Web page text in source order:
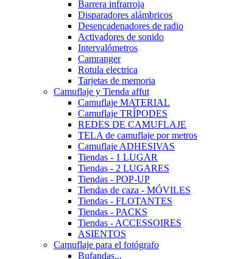
Barrera infrarroja
Disparadores alámbricos
Desencadenadores de radio
Activadores de sonido
Intervalómetros
Camranger
Rotula electrica
Tarjetas de memoria
Camuflaje y Tienda affut
Camuflaje MATERIAL
Camuflaje TRÍPODES
REDES DE CAMUFLAJE
TELA de camuflaje por metros
Camuflaje ADHESIVAS
Tiendas - 1 LUGAR
Tiendas - 2 LUGARES
Tiendas - POP-UP
Tiendas de caza - MÓVILES
Tiendas - FLOTANTES
Tiendas - PACKS
Tiendas - ACCESSOIRES
ASIENTOS
Camuflaje para el fotógrafo
Bufandas...